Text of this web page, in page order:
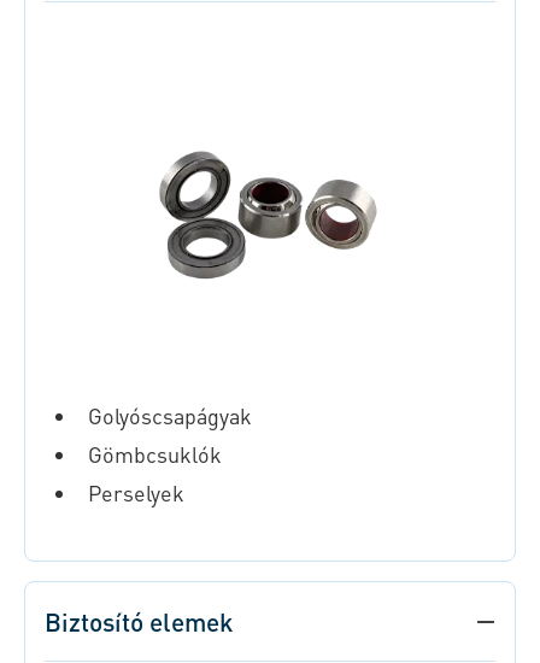
Golyóscsapágyak
Gömbcsuklók
Perselyek
Biztosító elemek